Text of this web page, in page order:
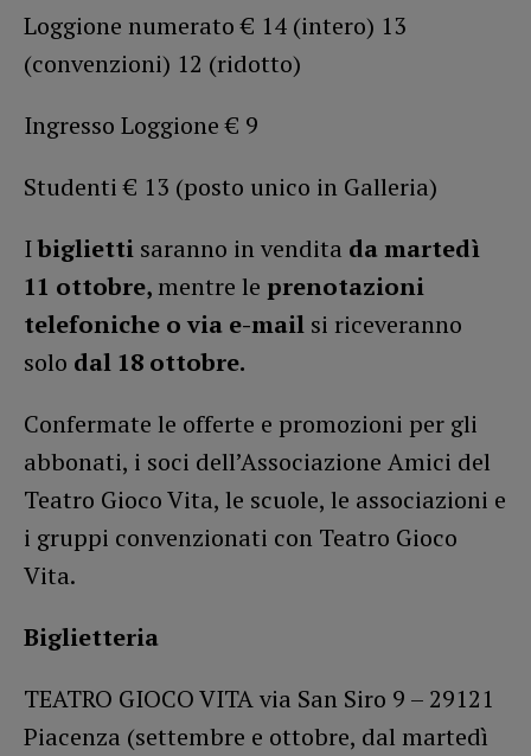
Loggione numerato € 14 (intero) 13
(convenzioni) 12 (ridotto)
Ingresso Loggione € 9
Studenti € 13 (posto unico in Galleria)
Ibiglietti saranno in vendita da martedì
11 ottobre, mentre le prenotazioni
telefoniche o via e-mail si riceveranno
solo dal 18 ottobre.
Confermate le offerte e promozioni per gli
abbonati, i soci dell’Associazione Amici del
Teatro Gioco Vita, le scuole, le associazioni e
i gruppi convenzionati con Teatro Gioco
Vita.
Biglietteria
TEATRO GIOCO VITA via San Siro 9 – 29121
Piacenza (settembre e ottobre, dal martedì